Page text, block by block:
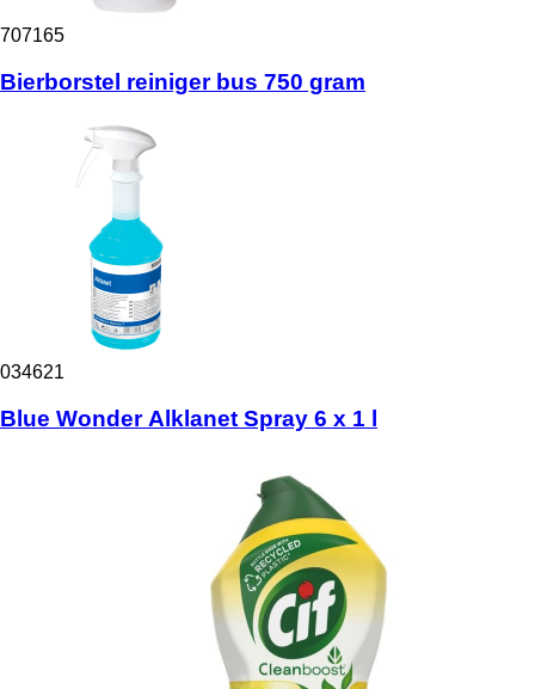
707165
Bierborstel reiniger bus 750 gram
034621
Blue Wonder Alklanet Spray 6 x 1 l